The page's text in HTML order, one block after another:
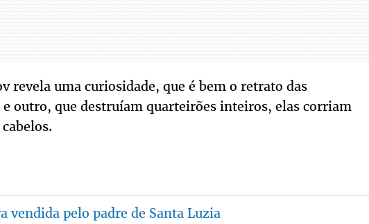
revela uma curiosidade, que é bem o retrato das
outro, que destruíam quarteirões inteiros, elas corriam
vendida pelo padre de Santa Luzia